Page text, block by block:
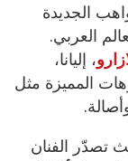
الجديدة
العربي.
، إليانا،
المميزة مثل
تصدّر الفنان